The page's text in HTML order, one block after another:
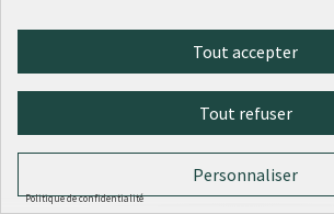
Tout accepter
Tout refuser
Personnaliser
Politique de confidentialité